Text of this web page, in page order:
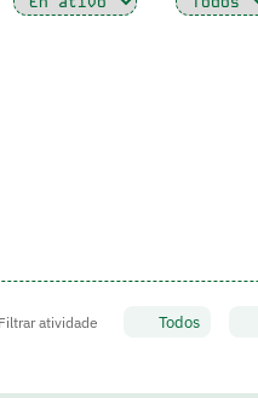
Filtrar atividade Todos